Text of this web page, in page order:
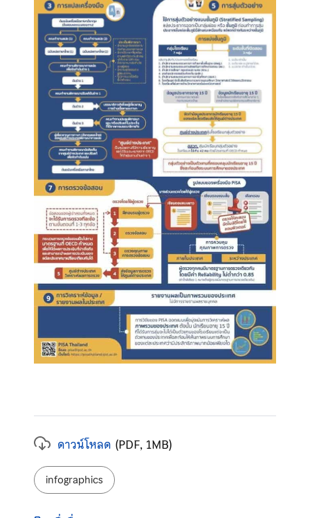
ดาวน์โหลด (PDF, 1MB)
ป้ายกำกับ:
infographics
หมวดหมู่: